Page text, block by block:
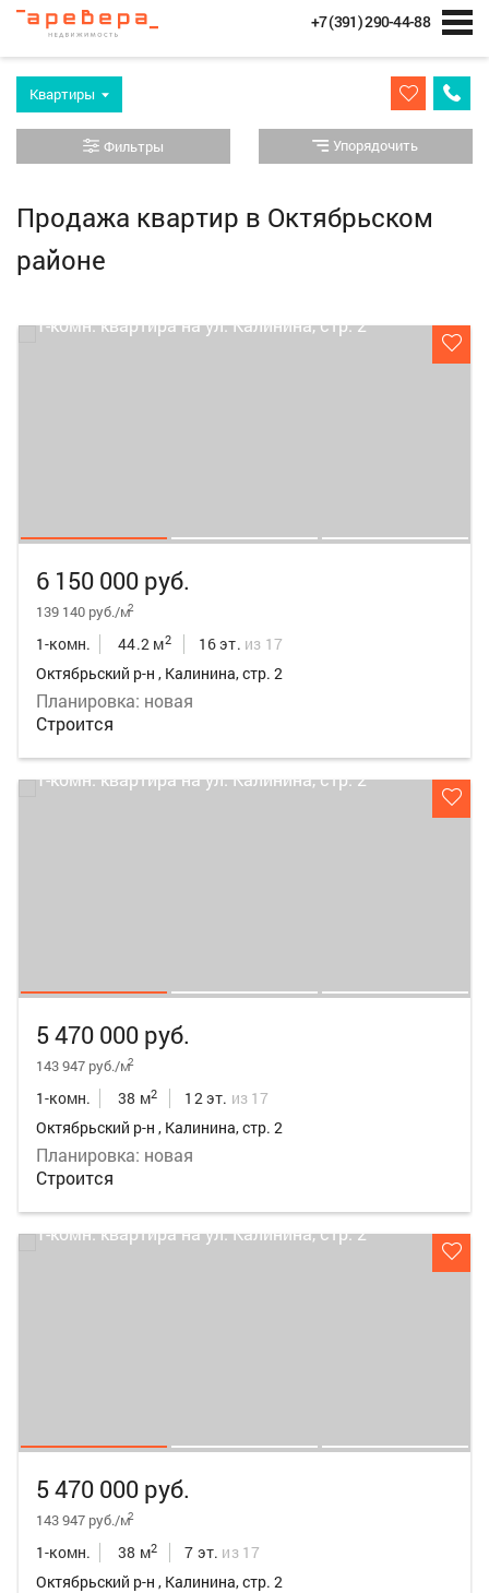
+7 (391) 290-44-88
Квартиры
Фильтры Упорядочить
Продажа квартир в Октябрьском
районе
6 150 000 руб.
139 140 руб./м2
1-комн. 44.2 м2 16 эт. из 17
Октябрьский р-н , Калинина, стр. 2
Планировка: новая
Строится
5 470 000 руб.
143 947 руб./м2
1-комн. 38 м2 12 эт. из 17
Октябрьский р-н , Калинина, стр. 2
Планировка: новая
Строится
5 470 000 руб.
143 947 руб./м2
1-комн. 38 м2 7 эт. из 17
Октябрьский р-н , Калинина, стр. 2